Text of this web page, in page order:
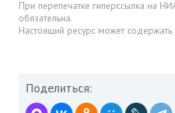
При перепечатке гиперссылка на
обязательна.
Настоящий ресурс может
Поделиться: